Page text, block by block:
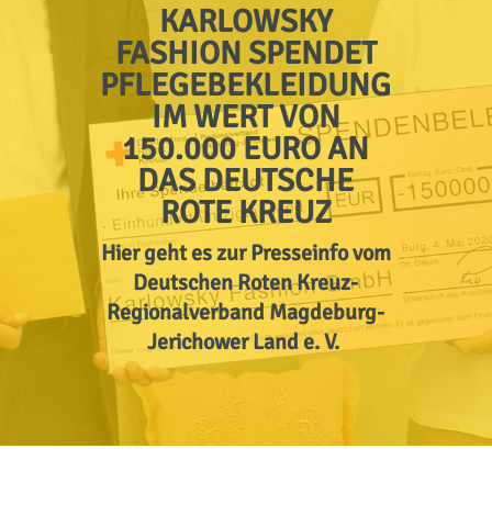
KARLOWSKY
FASHION SPENDET
PFLEGEBEKLEIDUNG
IM WERT VON
150.000 EURO AN
DAS DEUTSCHE
ROTE KREUZ
Hier geht es zur Presseinfo vom
Deutschen Roten Kreuz-
Regionalverband Magdeburg-
Jerichower Land e. V.